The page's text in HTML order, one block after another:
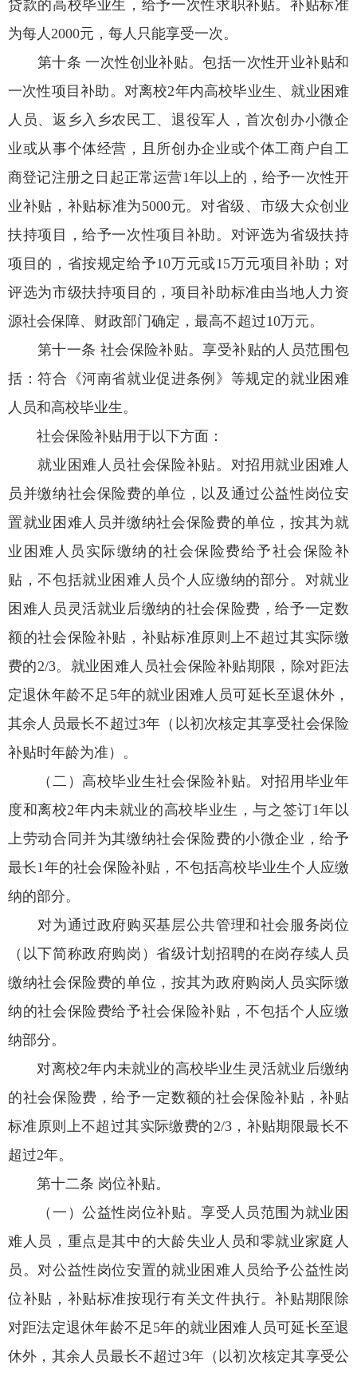
贷款的高校毕业生，给予一次性求职补贴。补贴标准
为每人2000元，每人只能享受一次。
第十条 一次性创业补贴。包括一次性开业补贴和
一次性项目补助。对离校2年内高校毕业生、就业困难
人员、返乡入乡农民工、退役军人，首次创办小微企
业或从事个体经营，且所创办企业或个体工商户自工
商登记注册之日起正常运营1年以上的，给予一次性开
业补贴，补贴标准为5000元。对省级、市级大众创业
扶持项目，给予一次性项目补助。对评选为省级扶持
项目的，省按规定给予10万元或15万元项目补助；对
评选为市级扶持项目的，项目补助标准由当地人力资
源社会保障、财政部门确定，最高不超过10万元。
第十一条 社会保险补贴。享受补贴的人员范围包
括：符合《河南省就业促进条例》等规定的就业困难
人员和高校毕业生。
社会保险补贴用于以下方面：
就业困难人员社会保险补贴。对招用就业困难人
员并缴纳社会保险费的单位，以及通过公益性岗位安
置就业困难人员并缴纳社会保险费的单位，按其为就
业困难人员实际缴纳的社会保险费给予社会保险补
贴，不包括就业困难人员个人应缴纳的部分。对就业
困难人员灵活就业后缴纳的社会保险费，给予一定数
额的社会保险补贴，补贴标准原则上不超过其实际缴
费的2/3。就业困难人员社会保险补贴期限，除对距法
定退休年龄不足5年的就业困难人员可延长至退休外，
其余人员最长不超过3年（以初次核定其享受社会保险
补贴时年龄为准）。
（二）高校毕业生社会保险补贴。对招用毕业年
度和离校2年内未就业的高校毕业生，与之签订1年以
上劳动合同并为其缴纳社会保险费的小微企业，给予
最长1年的社会保险补贴，不包括高校毕业生个人应缴
纳的部分。
对为通过政府购买基层公共管理和社会服务岗位
（以下简称政府购岗）省级计划招聘的在岗存续人员
缴纳社会保险费的单位，按其为政府购岗人员实际缴
纳的社会保险费给予社会保险补贴，不包括个人应缴
纳部分。
对离校2年内未就业的高校毕业生灵活就业后缴纳
的社会保险费，给予一定数额的社会保险补贴，补贴
标准原则上不超过其实际缴费的2/3，补贴期限最长不
超过2年。
第十二条 岗位补贴。
（一）公益性岗位补贴。享受人员范围为就业困
难人员，重点是其中的大龄失业人员和零就业家庭人
员。对公益性岗位安置的就业困难人员给予公益性岗
位补贴，补贴标准按现行有关文件执行。补贴期限除
对距法定退休年龄不足5年的就业困难人员可延长至退
休外，其余人员最长不超过3年（以初次核定其享受公